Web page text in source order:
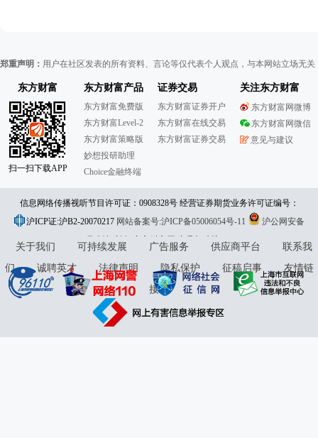
郑重声明： 用户在社区发表的所有资料、言论等仅代表个人观点，与本网站立场无
东方财富
扫一扫下载APP
东方财富产品
东方财富免费版
东方财富Level-2
东方财富策略版
妙想投研助理
Choice金融终端
证券交易
东方财富证券开户
东方财富在线交易
东方财富证券交易
关注东方财富
东方财富网微博
东方财富网微信
意见与建议
信息网络传播视听节目许可证：0908328号 经营证券期货业务许可证编号：
913101046312860336 违法和不良信息举报:021-61278686 举报邮箱：
jubao@eastmoney.com
沪ICP证:沪B2-20070217 网站备案号:沪ICP备05006054号-11
沪公网安备
31010402000120号版权所有:东方财富网意见与建议:4000300059/952500
关于我们 可持续发展 广告服务 供应商平台
联系我
们
诚聘英才 法律声明 隐私保护 征稿启事
友情链
接